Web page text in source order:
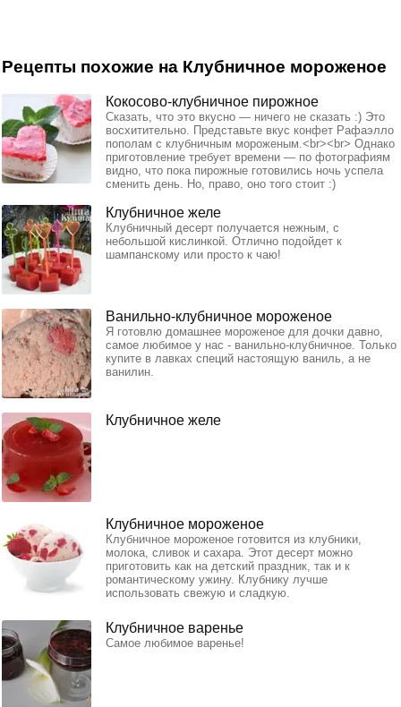
Рецепты похожие на Клубничное мороженое
Кокосово-клубничное пирожное
Сказать, что это вкусно — ничего не сказать :) Это
восхитительно. Представьте вкус конфет Рафаэлло
пополам с клубничным мороженым.<br><br> Однако
приготовление требует времени — по фотографиям
видно, что пока пирожные готовились ночь успела
сменить день. Но, право, оно того стоит :)
Клубничное желе
Клубничный десерт получается нежным, с
небольшой кислинкой. Отлично подойдет к
шампанскому или просто к чаю!
Ванильно-клубничное мороженое
Я готовлю домашнее мороженое для дочки давно,
самое любимое у нас - ванильно-клубничное. Только
купите в лавках специй настоящую ваниль, а не
ванилин.
Клубничное желе
Клубничное мороженое
Клубничное мороженое готовится из клубники,
молока, сливок и сахара. Этот десерт можно
приготовить как на детский праздник, так и к
романтическому ужину. Клубнику лучше
использовать свежую и сладкую.
Клубничное варенье
Самое любимое варенье!